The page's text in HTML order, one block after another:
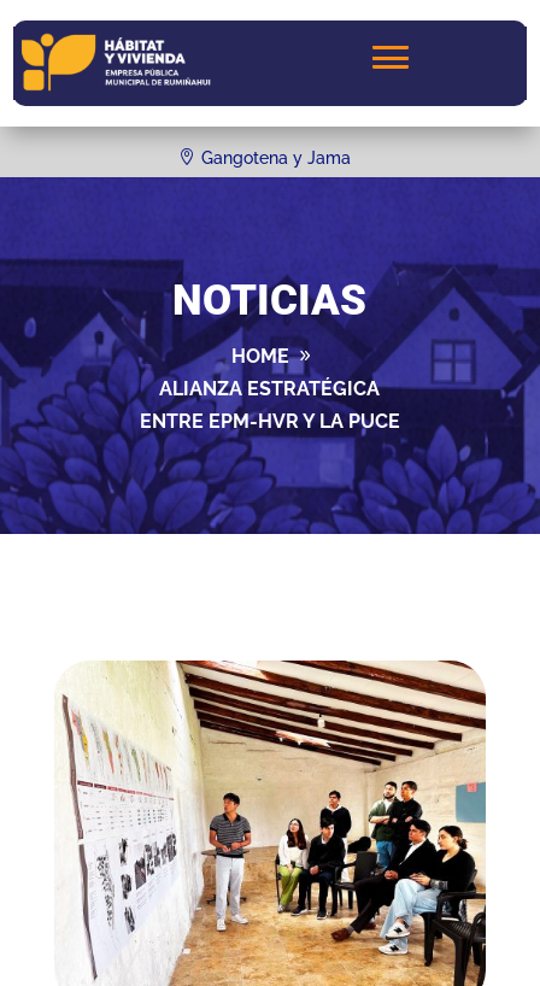
Gangotena y Jama
NOTICIAS
HOME
ALIANZA ESTRATÉGICA
ENTRE EPM-HVR Y LA PUCE